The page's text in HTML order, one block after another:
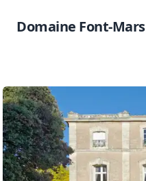
Domaine Font-Mars